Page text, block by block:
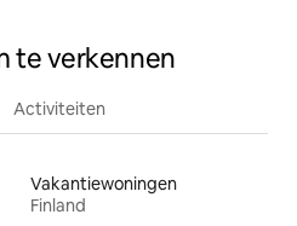
te verkennen
Activiteiten
Vakantiewoningen
Finland